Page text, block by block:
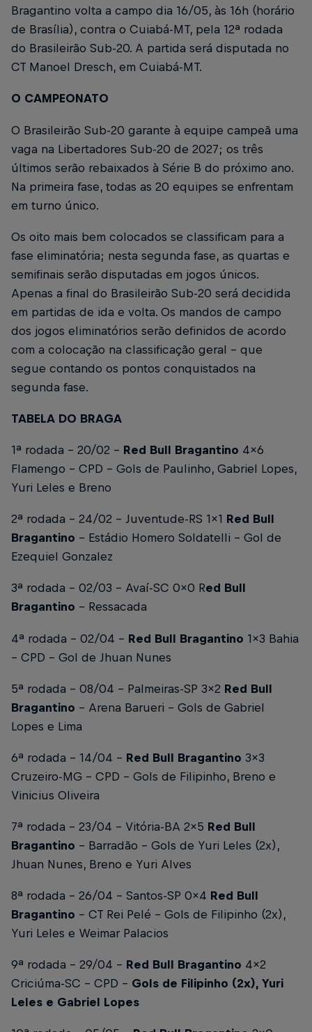
Bragantino volta a campo dia 16/05, às 16h (horário
de Brasília), contra o Cuiabá-MT, pela 12ª rodada
do Brasileirão Sub-20. A partida será disputada no
CT Manoel Dresch, em Cuiabá-MT.
O CAMPEONATO
O Brasileirão Sub-20 garante à equipe campeã uma
vaga na Libertadores Sub-20 de 2027; os três
últimos serão rebaixados à Série B do próximo ano.
Na primeira fase, todas as 20 equipes se enfrentam
em turno único.
Os oito mais bem colocados se classificam para a
fase eliminatória; nesta segunda fase, as quartas e
semifinais serão disputadas em jogos únicos.
Apenas a final do Brasileirão Sub-20 será decidida
em partidas de ida e volta. Os mandos de campo
dos jogos eliminatórios serão definidos de acordo
com a colocação na classificação geral - que
segue contando os pontos conquistados na
segunda fase.
TABELA DO BRAGA
1ª rodada – 20/02 – Red Bull Bragantino 4x6
Flamengo – CPD – Gols de Paulinho, Gabriel Lopes,
Yuri Leles e Breno
2ª rodada – 24/02 – Juventude-RS 1x1 Red Bull
Bragantino – Estádio Homero Soldatelli – Gol de
Ezequiel Gonzalez
3ª rodada – 02/03 – Avaí-SC 0x0 Red Bull
Bragantino – Ressacada
4ª rodada – 02/04 – Red Bull Bragantino 1x3 Bahia
– CPD – Gol de Jhuan Nunes
5ª rodada – 08/04 – Palmeiras-SP 3x2 Red Bull
Bragantino – Arena Barueri – Gols de Gabriel
Lopes e Lima
6ª rodada – 14/04 – Red Bull Bragantino 3x3
Cruzeiro-MG – CPD – Gols de Filipinho, Breno e
Vinicius Oliveira
7ª rodada – 23/04 – Vitória-BA 2x5 Red Bull
Bragantino – Barradão – Gols de Yuri Leles (2x),
Jhuan Nunes, Breno e Yuri Alves
8ª rodada – 26/04 – Santos-SP 0x4 Red Bull
Bragantino – CT Rei Pelé – Gols de Filipinho (2x),
Yuri Leles e Weimar Palacios
9ª rodada – 29/04 – Red Bull Bragantino 4x2
Criciúma-SC – CPD – Gols de Filipinho (2x), Yuri
Leles e Gabriel Lopes